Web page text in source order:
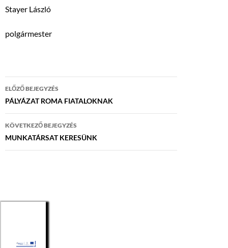
Stayer László
polgármester
Bejegyzés
navigáció
ELŐZŐ BEJEGYZÉS
PÁLYÁZAT ROMA FIATALOKNAK
KÖVETKEZŐ BEJEGYZÉS
MUNKATÁRSAT KERESÜNK